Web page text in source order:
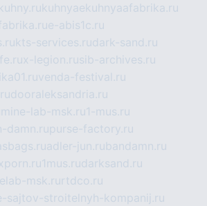
kuhnyaekuhnyaafabrika.ru
e-abis1c.ru
kts-services.rudark-sand.ru
x-legion.rusib-archives.ru
venda-festival.ru
dooraleksandria.ru
mine-lab-msk.ru1-mus.ru
damn.rupurse-factory.ru
adler-jun.rubandamn.ru
1mus.rudarksand.ru
msk.ru rtdco.ru
sajtov-stroitelnyh-kompanij.ru